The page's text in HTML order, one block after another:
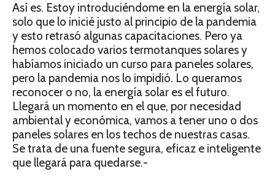
Así es. Estoy introduciéndome en la energía solar,
solo que lo inicié justo al principio de la pandemia
y esto retrasó algunas capacitaciones. Pero ya
hemos colocado varios termotanques solares y
habíamos iniciado un curso para paneles solares,
pero la pandemia nos lo impidió. Lo queramos
reconocer o no, la energía solar es el futuro.
Llegará un momento en el que, por necesidad
ambiental y económica, vamos a tener uno o dos
paneles solares en los techos de nuestras casas.
Se trata de una fuente segura, eficaz e inteligente
que llegará para quedarse.-